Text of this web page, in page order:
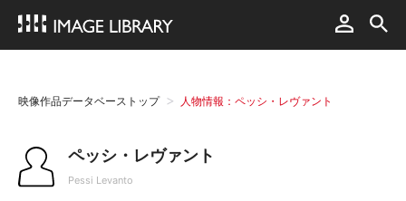
映像作品データベーストップ 人物情報：ペッシ・レヴァント
ペッシ・レヴァント
Pessi Levanto